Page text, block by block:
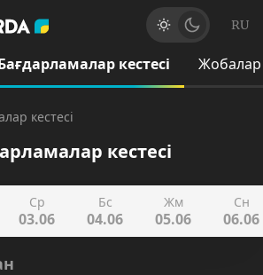
RU
кестесі Жобалар
кестесі
кестесі
Ср
03.06
Бс
04.06
Жм
05.06
Сн
06.06